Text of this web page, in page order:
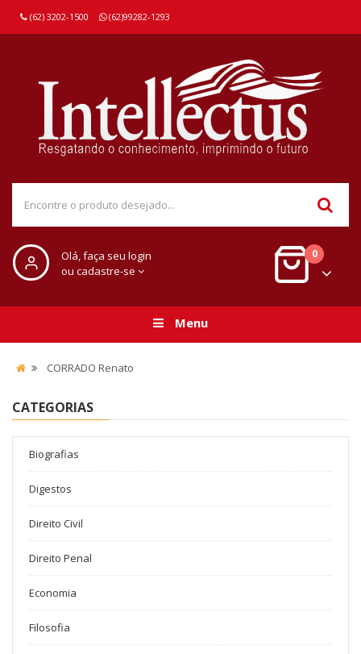
(62) 3202-1500 (62)99282-1293
Olá, faça seu login
ou cadastre-se
0
Menu
CORRADO Renato
CATEGORIAS
Biografias
Digestos
Direito Civil
Direito Penal
Economia
Filosofia